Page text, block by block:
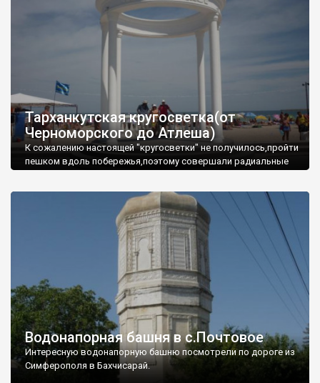
Тарханкутская кругосветка(от
Черноморского до Атлеша)
К сожалению настоящей "кругосветки" не получилось,пройти
пешком вдоль побережья,поэтому совершали радиальные
Водонапорная башня в с.Почтовое
Интересную водонапорную башню посмотрели по дороге из
Симферополя в Бахчисарай.